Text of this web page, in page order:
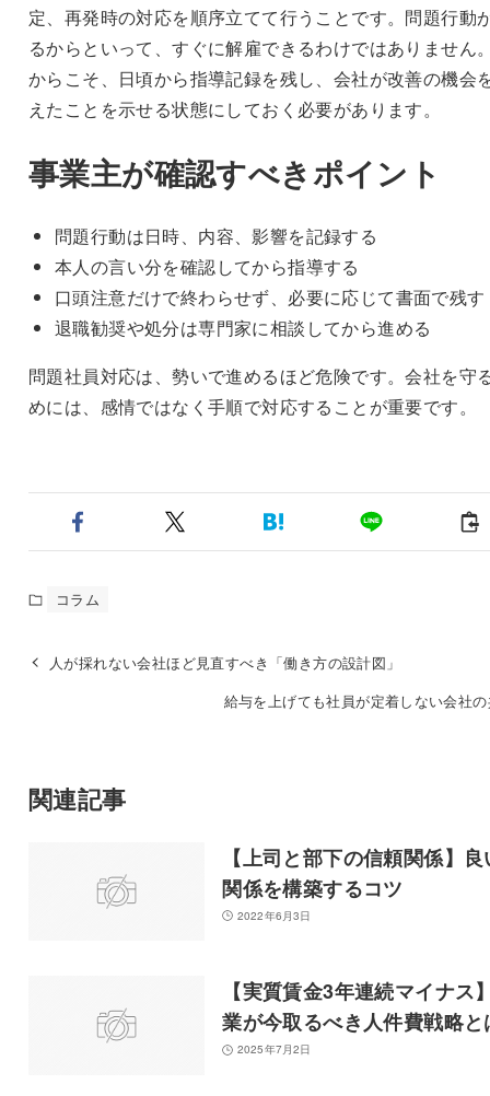
定、再発時の対応を順序立てて行うことです。問題行動
るからといって、すぐに解雇できるわけではありません
からこそ、日頃から指導記録を残し、会社が改善の機会
えたことを示せる状態にしておく必要があります。
事業主が確認すべきポイント
問題行動は日時、内容、影響を記録する
本人の言い分を確認してから指導する
口頭注意だけで終わらせず、必要に応じて書面で残す
退職勧奨や処分は専門家に相談してから進める
問題社員対応は、勢いで進めるほど危険です。会社を守
めには、感情ではなく手順で対応することが重要です。
コラム
人が採れない会社ほど見直すべき「働き方の設計図」
給与を上げても社員が定着しない会社
関連記事
【上司と部下の信頼関係】良
関係を構築するコツ
2022年6月3日
【実質賃金3年連続マイナス
業が今取るべき人件費戦略と
2025年7月2日